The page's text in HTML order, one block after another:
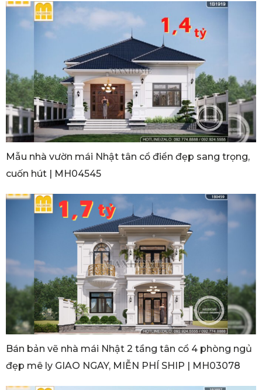
Mẫu nhà vườn mái Nhật tân cổ điển đẹp sang trọng,
cuốn hút | MH04545
Bán bản vẽ nhà mái Nhật 2 tầng tân cổ 4 phòng ngủ
đẹp mê ly GIAO NGAY, MIỄN PHÍ SHIP | MH03078